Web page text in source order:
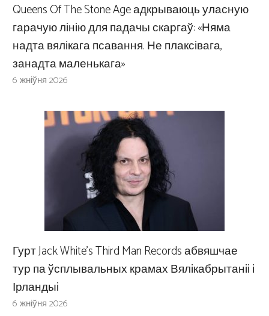
Queens Of The Stone Age адкрываюць уласную
гарачую лінію для падачы скаргаў: «Няма
надта вялікага псавання. Не плаксівага,
занадта маленькага»
6 жніўня 2026
Гурт Jack White’s Third Man Records абвяшчае
тур па ўсплывальных крамах Вялікабрытаніі і
Ірландыі
6 жніўня 2026